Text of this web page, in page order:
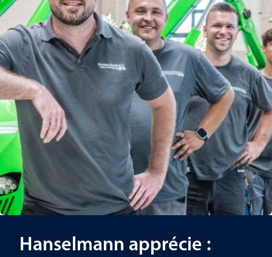
Hanselmann apprécie :